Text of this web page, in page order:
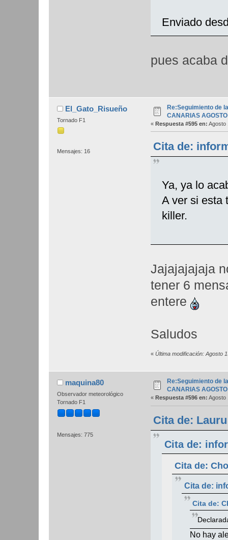
Enviado
pues acaba
El_Gato_Risueño
Tornado F1
Mensajes: 16
Re:Seguimiento de
CANARIAS
« Respuesta #595 en: Agosto
Cita de:
Ya, ya lo
A ver si esta
killer.
Jajajajajaja
tener 6
entere
Saludos
« Última modificación: Agosto
maquina80
Observador meteorológico
Tornado F1
Mensajes: 775
Re:Seguimiento de
CANARIAS
« Respuesta #596 en: Agosto
Cita de:
Cita de:
Cita de:
Cita de:
Cita de:
No hay